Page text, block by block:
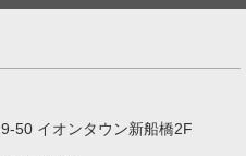
50 イオンタウン新船橋2F